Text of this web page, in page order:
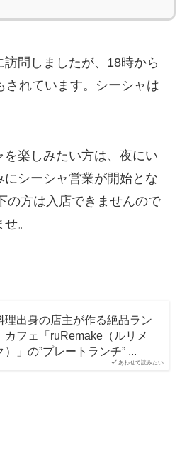
問しましたが、18時から
されています。シーシャは
を楽しみたい方は、夜にい
にシーシャ営業が開始とな
の方は入店できませんので
。
あわせて読みたい
理出身の店主が作る絶品ラン
カフェ「ruRemake（ルリメ
）」の”プレートランチ” ...